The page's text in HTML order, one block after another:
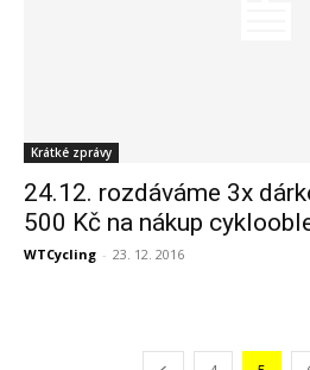
Krátké zprávy
24.12. rozdáváme 3x
500 Kč na nákup
WTCycling - 23. 12. 2016